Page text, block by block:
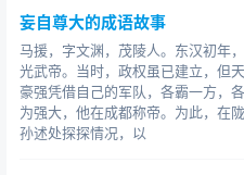
妄自尊大的成语故事
马援，字文渊，茂陵人。东汉初年
光武帝。当时，政权虽已建立，但
豪强凭借自己的军队，各霸一方，
为强大，他在成都称帝。为此，在
孙述处探探情况，以